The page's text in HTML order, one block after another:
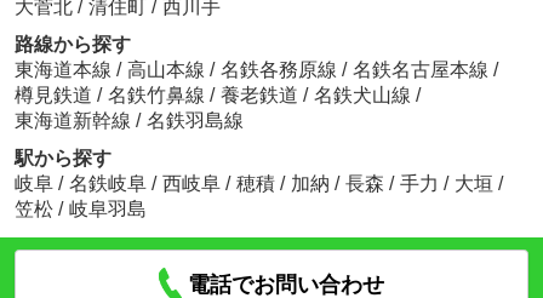
大菅北 / 清住町 / 西川手
路線から探す
東海道本線 / 高山本線 / 名鉄各務原線 / 名鉄名古屋本線 /
樽見鉄道 / 名鉄竹鼻線 / 養老鉄道 / 名鉄犬山線 /
東海道新幹線 / 名鉄羽島線
駅から探す
岐阜 / 名鉄岐阜 / 西岐阜 / 穂積 / 加納 / 長森 / 手力 / 大垣 /
笠松 / 岐阜羽島
電話でお問い合わせ